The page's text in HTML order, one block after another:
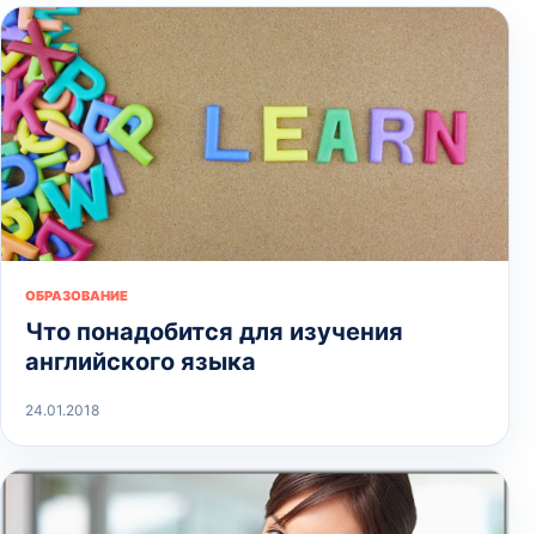
ОБРАЗОВАНИЕ
Что понадобится для изучения
английского языка
24.01.2018